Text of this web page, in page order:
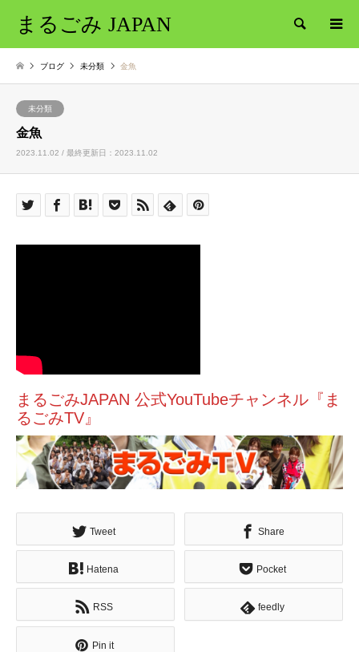
まるごみ JAPAN 検索
ブログ 未分類 金魚
未分類
金魚
2023.11.02 / 最終更新日：2023.11.02
まるごみJAPAN 公式YouTubeチャンネル『ま
るごみTV』
Tweet Share
Hatena Pocket
RSS feedly
Pin it